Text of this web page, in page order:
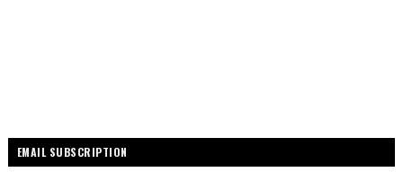
EMAIL SUBSCRIPTION